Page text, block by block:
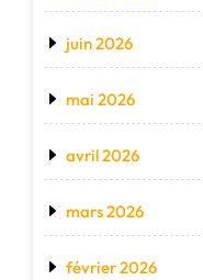
juin 2026
mai 2026
avril 2026
mars 2026
février 2026